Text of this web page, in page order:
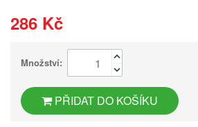
286 Kč
Množství:
PŘIDAT DO KOŠÍKU